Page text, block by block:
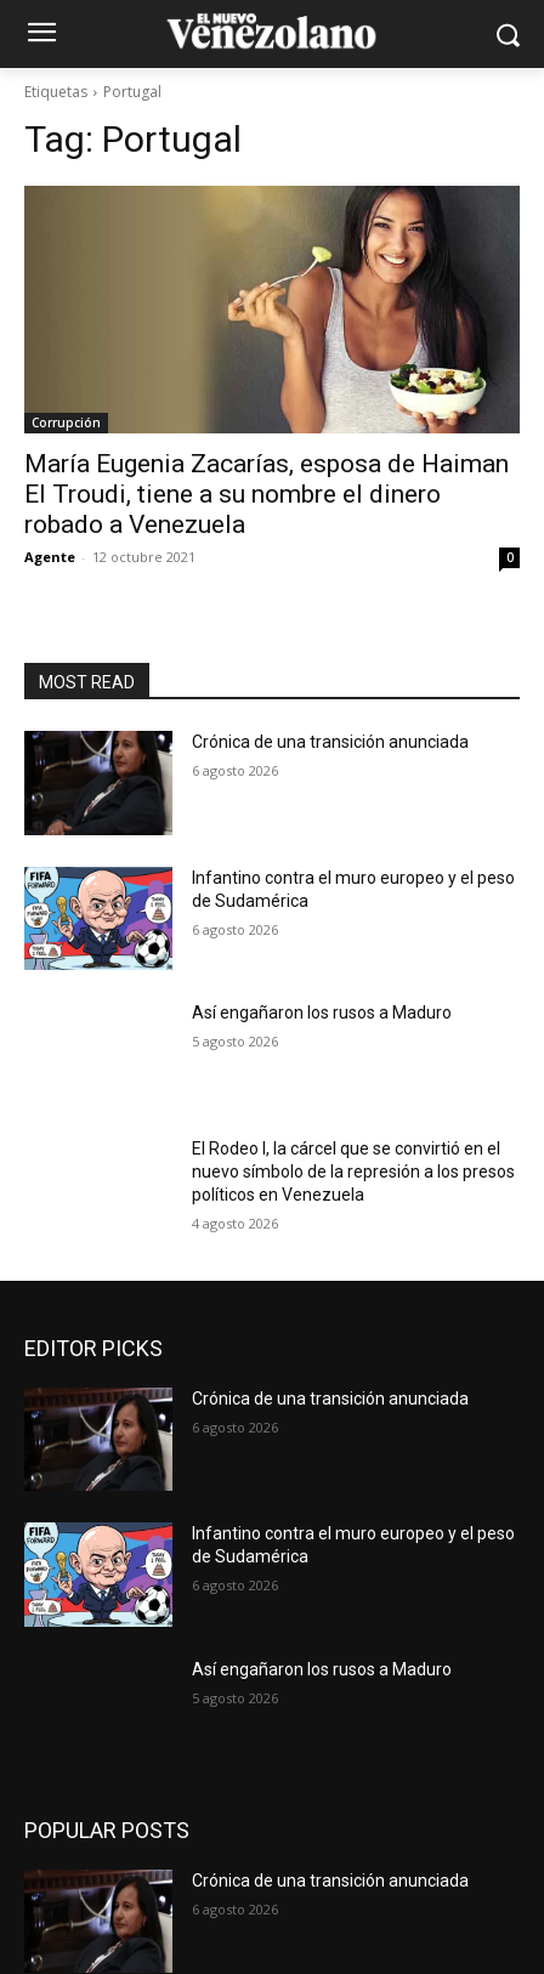
Etiquetas Portugal
Tag: Portugal
Corrupción
María Eugenia Zacarías, esposa de Haiman
El Troudi, tiene a su nombre el dinero
robado a Venezuela
Agente - 12 octubre 2021 0
MOST READ
Crónica de una transición anunciada
6 agosto 2026
Infantino contra el muro europeo y el peso
de Sudamérica
6 agosto 2026
Así engañaron los rusos a Maduro
5 agosto 2026
El Rodeo I, la cárcel que se convirtió en el
nuevo símbolo de la represión a los presos
políticos en Venezuela
4 agosto 2026
EDITOR PICKS
Crónica de una transición anunciada
6 agosto 2026
Infantino contra el muro europeo y el peso
de Sudamérica
6 agosto 2026
Así engañaron los rusos a Maduro
5 agosto 2026
POPULAR POSTS
Crónica de una transición anunciada
6 agosto 2026